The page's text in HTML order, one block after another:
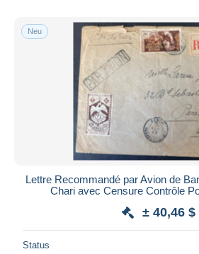
Kostenloser Versand
Zahlungsmethoden
PayPal
Banküberweisung
Visa
Mastercard
Bancontact
Maestro
Gesamte Auswahl aufheben
Wohnsitz des Verkäufers
Neu
Lettre Recommandé par Avion de
Chari avec Censure Contrôle
± 40,46 $
Status